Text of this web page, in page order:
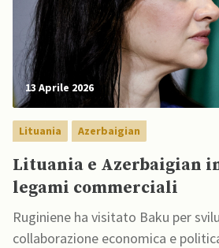
13 Aprile 2026
Lituania Azerbaigian
Lituania e Azerbaigian
legami commerciali
Ruginiene ha visitato Baku per
collaborazione economica e